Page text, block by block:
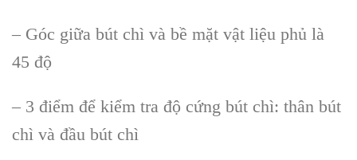
– Góc giữa bút chì và bề mặt vật liệu phủ là
45 độ
– 3 điểm để kiểm tra độ cứng bút chì: thân bút
chì và đầu bút chì